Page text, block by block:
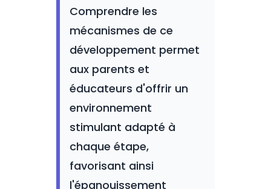
Comprendre les
mécanismes de ce
développement permet
aux parents et
éducateurs d'offrir un
environnement
stimulant adapté à
chaque étape,
favorisant ainsi
l'épanouissement